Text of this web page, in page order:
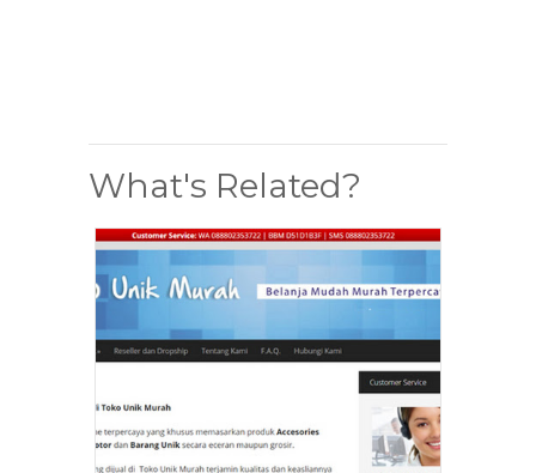
What's Related?